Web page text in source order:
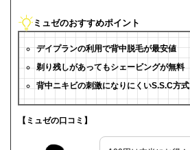
ミュゼのおすすめポイント
デイプランの利用で背中脱毛が最安値
剃り残しがあってもシェービングが無料
背中ニキビの刺激になりにくいS.S.C方式
【ミュゼの口コミ】